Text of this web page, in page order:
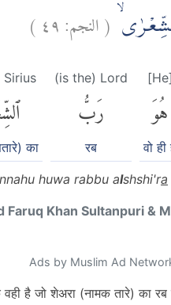
(النجم:٤٩)
[He]
هُوَ
वो ही
(is the) Lord
رَبُّ
रब
का
huwa rabbu alshshi'ra
Faruq Khan Sultanpuri &
Ads by Muslim Ad
है जो शेअरा (नामक तारे) का रब